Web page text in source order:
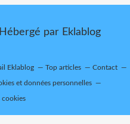
par Eklablog
Eklablog Top articles Contact
et données personnelles
cookies